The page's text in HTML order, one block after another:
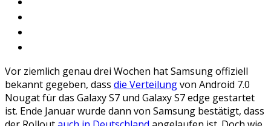
Vor ziemlich genau drei Wochen hat Samsung offiziell
bekannt gegeben, dass die Verteilungvon Android 7.0
Nougat für das Galaxy S7 und Galaxy S7 edge gestartet
ist. Ende Januar wurde dann von Samsung bestätigt, dass